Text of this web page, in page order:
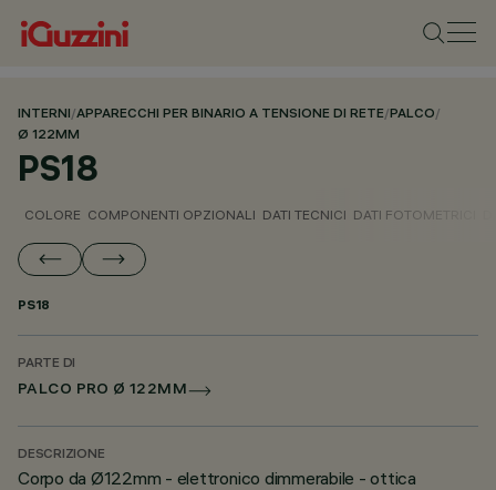
INTERNI/APPARECCHI PER BINARIO A TENSIONE DI RETE/PALCO/
Ø 122MM
PS18
COLORE COMPONENTI OPZIONALI DATI TECNICI DATI FOTOMETRICI
PS18
PARTE DI
PALCO PRO Ø 122MM
DESCRIZIONE
Corpo da Ø122mm - elettronico dimmerabile - ottica